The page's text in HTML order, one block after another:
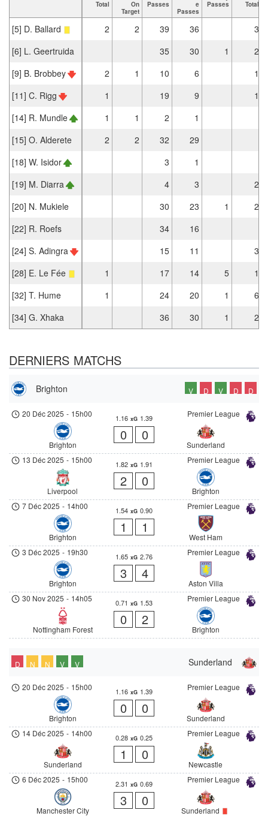
Total
On
Target
Passes
e
Passes
Passes
Total
[5] D. Ballard 2 2 39 36
3
[6] L. Geertruida
35 30 1
2
[9] B. Brobbey
2 1 10 6
1
[11] C. Rigg
1 19 9
1
[14] R. Mundle
1 1 2
1
[15] O. Alderete
2 2 32
29
[18] W. Isidor
3
1
[19] M. Diarra
4 3
2
[20] N. Mukiele
30 23 1
2
[22] R. Roefs
34
16
[24] S. Adingra
15 11
3
[28] E. Le Fée
1 17 14 5
1
[32] T. Hume
1 24 20 1
6
[34] G. Xhaka
36 30 1 2
DERNIERS MATCHS
Brighton V D V D D
Premier League
20 Déc 2025 - 15h00
Brighton
1.16 xG 1.39
0 0
Sunderland
Premier League
13 Déc 2025 - 15h00
Liverpool
1.82 xG 1.91
2 0
Brighton
Premier League
7 Déc 2025 - 14h00
Brighton
1.54 xG 0.90
1 1
West Ham
Premier League
3 Déc 2025 - 19h30
Brighton
1.65 xG 2.76
3 4
Aston Villa
Premier League
30 Nov 2025 - 14h05
Nottingham Forest
0.71 xG 1.53
0 2
Brighton
Sunderland
D N N V V
Premier League
20 Déc 2025 - 15h00
Brighton
1.16 xG 1.39
0 0
Sunderland
Premier League
14 Déc 2025 - 14h00
Sunderland
0.28 xG 0.25
1 0
Newcastle
Premier League
6 Déc 2025 - 15h00
Manchester City
2.31 xG 0.69
3 0
Sunderland